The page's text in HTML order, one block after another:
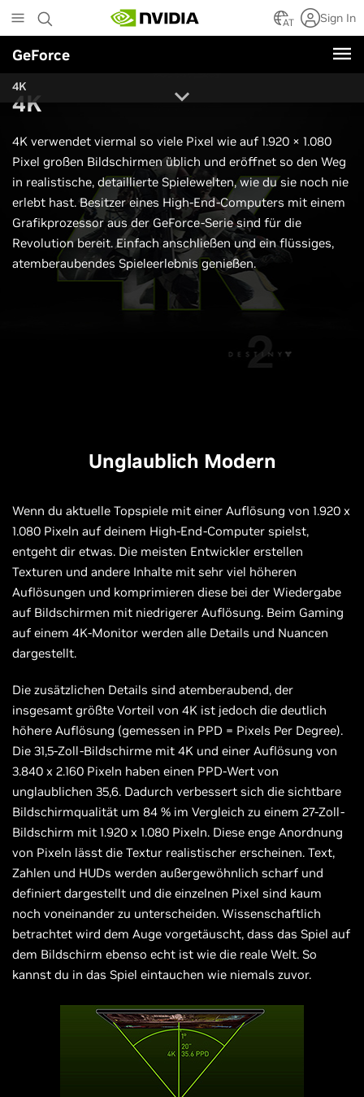
to
main
content
AT Sign In
GeForce
4K
4K
4K verwendet viermal so viele Pixel wie auf 1.920 × 1.080
Pixel großen Bildschirmen üblich und eröffnet so den Weg
in realistische, detaillierte Spielewelten, wie du sie noch nie
erlebt hast. Besitzer eines High-End-Computers mit einem
Grafikprozessor aus der GeForce-Serie sind für die
Revolution bereit. Einfach anschließen und ein flüssiges,
atemberaubendes Spieleerlebnis genießen.
Unglaublich Modern
Wenn du aktuelle Topspiele mit einer Auflösung von 1.920 x
1.080 Pixeln auf deinem High-End-Computer spielst,
entgeht dir etwas. Die meisten Entwickler erstellen
Texturen und andere Inhalte mit sehr viel höheren
Auflösungen und komprimieren diese bei der Wiedergabe
auf Bildschirmen mit niedrigerer Auflösung. Beim Gaming
auf einem 4K-Monitor werden alle Details und Nuancen
dargestellt.
Die zusätzlichen Details sind atemberaubend, der
insgesamt größte Vorteil von 4K ist jedoch die deutlich
höhere Auflösung (gemessen in PPD = Pixels Per Degree).
Die 31,5-Zoll-Bildschirme mit 4K und einer Auflösung von
3.840 x 2.160 Pixeln haben einen PPD-Wert von
unglaublichen 35,6. Dadurch verbessert sich die sichtbare
Bildschirmqualität um 84 % im Vergleich zu einem 27-Zoll-
Bildschirm mit 1.920 x 1.080 Pixeln. Diese enge Anordnung
von Pixeln lässt die Textur realistischer erscheinen. Text,
Zahlen und HUDs werden außergewöhnlich scharf und
definiert dargestellt und die einzelnen Pixel sind kaum
noch voneinander zu unterscheiden. Wissenschaftlich
betrachtet wird dem Auge vorgetäuscht, dass das Spiel auf
dem Bildschirm ebenso echt ist wie die reale Welt. So
kannst du in das Spiel eintauchen wie niemals zuvor.